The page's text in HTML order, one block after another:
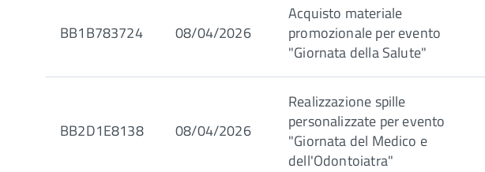
BB1B783724 08/04/2026
Acquisto materiale
promozionale per evento
"Giornata della Salute"
BB2D1E8138 08/04/2026
Realizzazione spille
personalizzate per evento
"Giornata del Medico e
dell'Odontoiatra"